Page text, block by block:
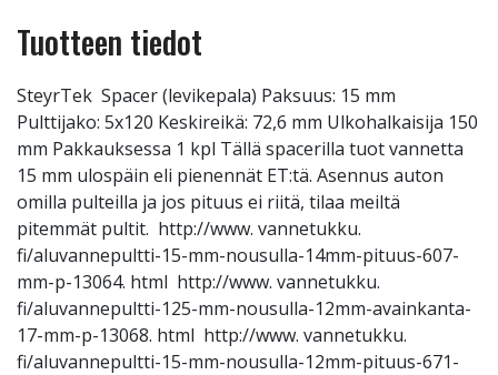
Tuotteen tiedot
SteyrTek Spacer (levikepala) Paksuus: 15 mm
Pulttijako: 5x120 Keskireikä: 72,6 mm Ulkohalkaisija 150
mm Pakkauksessa 1 kpl Tällä spacerilla tuot vannetta
15 mm ulospäin eli pienennät ET:tä. Asennus auton
omilla pulteilla ja jos pituus ei riitä, tilaa meiltä
pitemmät pultit. http://www. vannetukku.
fi/aluvannepultti-15-mm-nousulla-14mm-pituus-607-
mm-p-13064. html http://www. vannetukku.
fi/aluvannepultti-125-mm-nousulla-12mm-avainkanta-
17-mm-p-13068. html http://www. vannetukku.
fi/aluvannepultti-15-mm-nousulla-12mm-pituus-671-